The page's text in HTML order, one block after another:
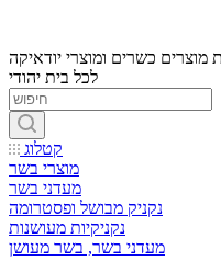
כשרים ומוצרי יודאיקה
לכל בית יהודי
קטלוג
מוצרי בשר
מעדני בשר
נקניק מבושל ופסטרומה
נקניקיות מעושנות
מעדני בשר, בשר מעושן